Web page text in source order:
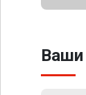
Ваши